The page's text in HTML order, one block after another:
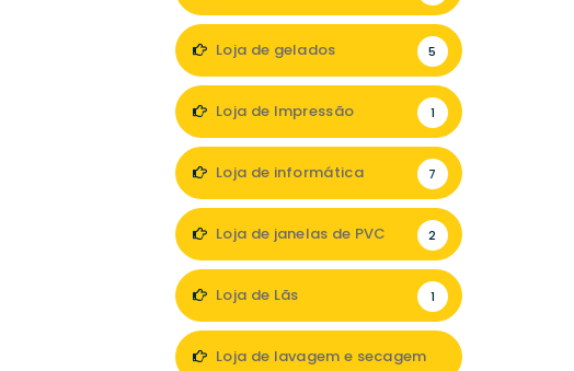
Loja de gelados 5
Loja de Impressão 1
Loja de informática 7
Loja de janelas de PVC 2
Loja de Lãs 1
Loja de lavagem e secagem